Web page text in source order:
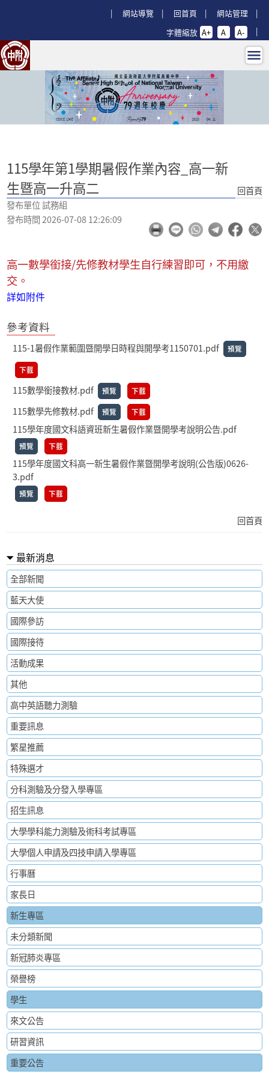
網站導覽
回首頁
網站管理
字體縮放 A+ A A-
115學年第1學期暑假作業內容_高一
:::
115學年第1學期暑假作業內容_高一新
生暨高一升高二
發布單位 試務組
發布時間 2026-07-08 12:26:09
回首頁
高一數學銜接/先修教材學生自行練習即可，不用繳
交。
詳如附件
參考資料
115-1暑假作業範圍暨開學日時程與開學考1150701.pdf 預覽
下載
115數學銜接教材.pdf 預覽 下載
115數學先修教材.pdf 預覽 下載
115學年度國文科語資班新生暑假作業暨開學考說明公告.pdf
預覽 下載
115學年度國文科高一新生暑假作業暨開學考說明(公告版)0626-
3.pdf
預覽 下載
回首頁
最新消息
全部新聞
藍天大使
國際參訪
國際接待
活動成果
其他
高中英語聽力測驗
重要訊息
繁星推薦
特殊選才
分科測驗及分發入學專區
招生訊息
大學學科能力測驗及術科考試專區
大學個人申請及四技申請入學專區
行事曆
家長日
新生專區
未分類新聞
新冠肺炎專區
榮譽榜
學生
來文公告
研習資訊
重要公告